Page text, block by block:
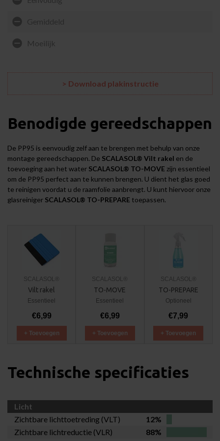
Gemiddeld
Moeilijk
> Download plakinstructie
Benodigde gereedschappen
De PP95 is eenvoudig zelf aan te brengen met behulp van onze
montage gereedschappen. De SCALASOL® Vilt rakel en de
toevoeging aan het water SCALASOL® TO-MOVE zijn essentieel
om de PP95 perfect aan te kunnen brengen. U dient het glas goed
te reinigen voordat u de raamfolie aanbrengt. U kunt hiervoor onze
glasreiniger SCALASOL® TO-PREPARE toepassen.
SCALASOL®
Vilt rakel
Essentieel
€6,99
+ Toevoegen
SCALASOL®
TO-MOVE
Essentieel
€6,99
+ Toevoegen
SCALASOL®
TO-PREPARE
Optioneel
€7,99
+ Toevoegen
Technische specificaties
Licht
Zichtbare lichttoetreding (VLT)
12%
Zichtbare lichtreductie (VLR)
88%